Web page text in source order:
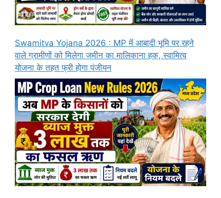
Swamitva Yojana 2026 : MP में आबादी भूमि पर रहने
वाले ग्रामीणों को मिलेगा जमीन का मालिकाना हक, स्वामित्व
योजना के तहत फ्री होगा पंजीयन